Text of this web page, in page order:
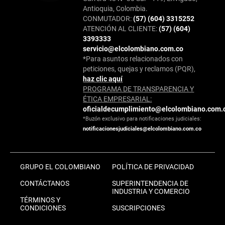
Antioquia, Colombia.
CONMUTADOR:(57) (604) 3315252
ATENCIÓN AL CLIENTE:(57) (604)
3393333
servicio@elcolombiano.com.co
*Para asuntos relacionados con
peticiones, quejas y reclamos (PQR),
haz clic aquí
PROGRAMA DE TRANSPARENCIA Y
ÉTICA EMPRESARIAL:
*Buzón exclusivo para notificaciones judiciales:
notificacionesjudiciales@elcolombiano.com.co
GRUPO EL COLOMBIANO
CONTÁCTANOS
TÉRMINOS Y
CONDICIONES
POLÍTICA DE PRIVACIDAD
SUPERINTENDENCIA DE
INDUSTRIA Y COMERCIO
SUSCRIPCIONES